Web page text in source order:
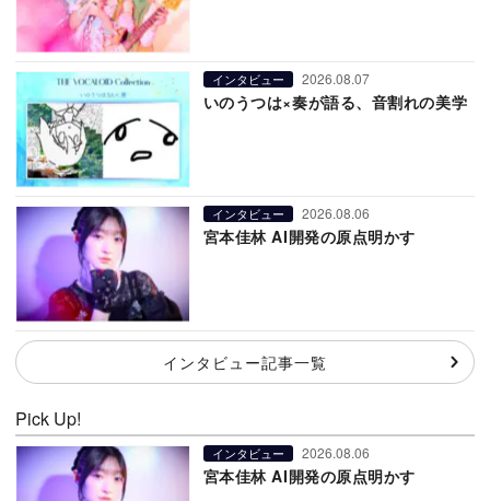
インタビュー 2026.08.07
いのうつは×奏が語る、音割れの美学
インタビュー 2026.08.06
宮本佳林 AI開発の原点明かす
インタビュー記事一覧
Pick Up!
インタビュー 2026.08.06
宮本佳林 AI開発の原点明かす